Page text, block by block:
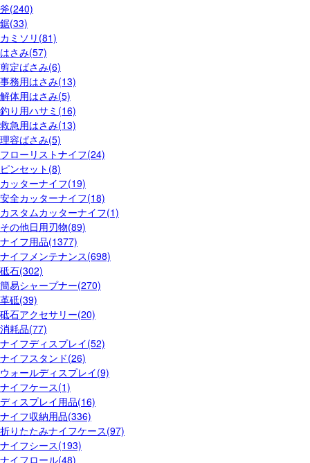
斧(240)
鋸(33)
カミソリ(81)
はさみ(57)
剪定ばさみ(6)
事務用はさみ(13)
解体用はさみ(5)
釣り用ハサミ(16)
救急用はさみ(13)
理容ばさみ(5)
フローリストナイフ(24)
ピンセット(8)
カッターナイフ(19)
安全カッターナイフ(18)
カスタムカッターナイフ(1)
その他日用刃物(89)
ナイフ用品(1377)
ナイフメンテナンス(698)
砥石(302)
簡易シャープナー(270)
革砥(39)
砥石アクセサリー(20)
消耗品(77)
ナイフディスプレイ(52)
ナイフスタンド(26)
ウォールディスプレイ(9)
ナイフケース(1)
ディスプレイ用品(16)
ナイフ収納用品(336)
折りたたみナイフケース(97)
ナイフシース(193)
ナイフロール(48)